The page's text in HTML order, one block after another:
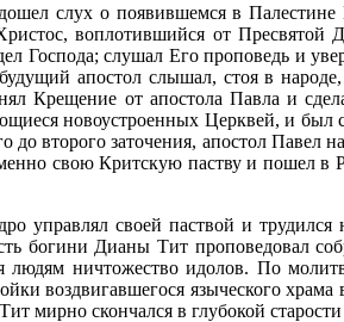
слух о появившемся в
воплотившийся от
Господа; слушал Его проповедь и
апостол слышал, стоя в
Крещение от апостола Павла и
новоустроенных Церквей, и
до второго заточения, апостол
свою Критскую паству и пошел в
управлял своей паствой и
богини Дианы Тит проповедовал
людям ничтожество идолов. По
воздвигавшегося языческого
мирно скончался в глубокой